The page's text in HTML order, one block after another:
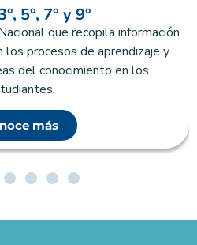
5°, 7° y 9°
que recopila información
los procesos de aprendizaje y
del conocimiento en los
más